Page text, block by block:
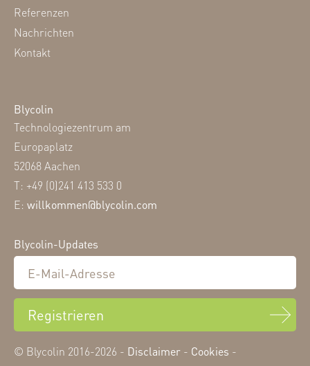
Referenzen
Nachrichten
Kontakt
Blycolin
Technologiezentrum am
Europaplatz
52068 Aachen
T: +49 (0)241 413 533 0
E: willkommen@blycolin.com
Blycolin-Updates
Registrieren
© Blycolin 2016-2026 - Disclaimer - Cookies -